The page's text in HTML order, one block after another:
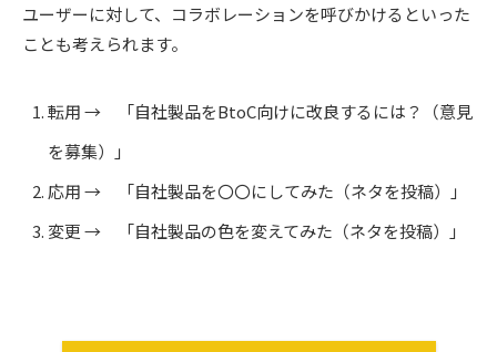
ユーザーに対して、コラボレーションを呼びかけるといった
ことも考えられます。
転用 → 「自社製品をBtoC向けに改良するには？（意見
を募集）」
応用 → 「自社製品を〇〇にしてみた（ネタを投稿）」
変更 → 「自社製品の色を変えてみた（ネタを投稿）」